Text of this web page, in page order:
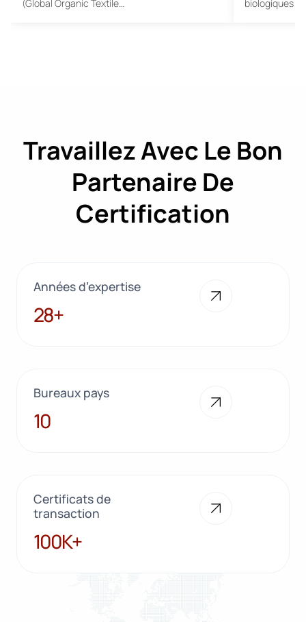
(Global Organic Textile…
biologiques
Travaillez Avec Le Bon
Partenaire De
Certification
Années d’expertise
28+
28+
Bureaux pays
10
10
Certificats de
transaction
100K+
100K+